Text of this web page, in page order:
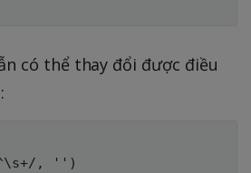
có thể thay đổi được điều
, '')